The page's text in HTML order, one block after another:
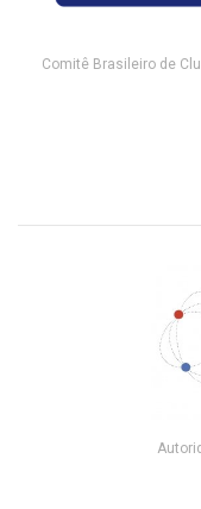
Comitê Brasileiro de